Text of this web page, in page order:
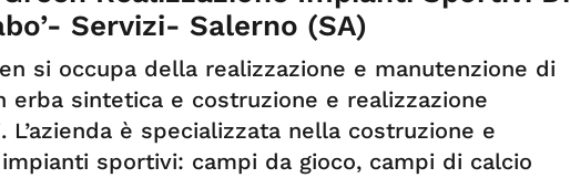
Servizi- Salerno (SA)
si occupa della realizzazione e manutenzione di
erba sintetica e costruzione e realizzazione
è specializzata nella costruzione e
sportivi: campi da gioco, campi di calcio